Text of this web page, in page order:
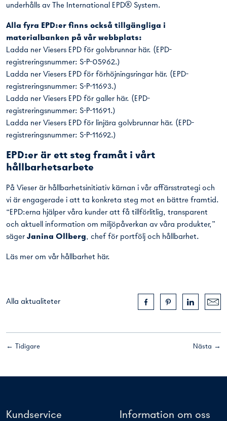
underhålls av The International EPD® System.
Alla fyra EPD:er finns också tillgängliga i
materialbanken på vår webbplats:
Ladda ner Viesers EPD för golvbrunnar här. (EPD-
registreringsnummer: S-P-05962.)
Ladda ner Viesers EPD för förhöjningsringar här. (EPD-
registreringsnummer: S-P-11693.)
Ladda ner Viesers EPD för galler här. (EPD-
registreringsnummer: S-P-11691.)
Ladda ner Viesers EPD för linjära golvbrunnar här. (EPD-
registreringsnummer: S-P-11692.)
EPD:er är ett steg framåt i vårt
hållbarhetsarbete
På Vieser är hållbarhetsinitiativ kärnan i vår affärsstrategi och
vi är engagerade i att ta konkreta steg mot en bättre framtid.
“EPD:erna hjälper våra kunder att få tillförlitlig, transparent
och aktuell information om miljöpåverkan av våra produkter,”
säger Janina Ollberg, chef för portfölj och hållbarhet.
Läs mer om vår hållbarhet här.
Alla aktualiteter
Nästa →
← Tidigare
Kundservice Information om oss